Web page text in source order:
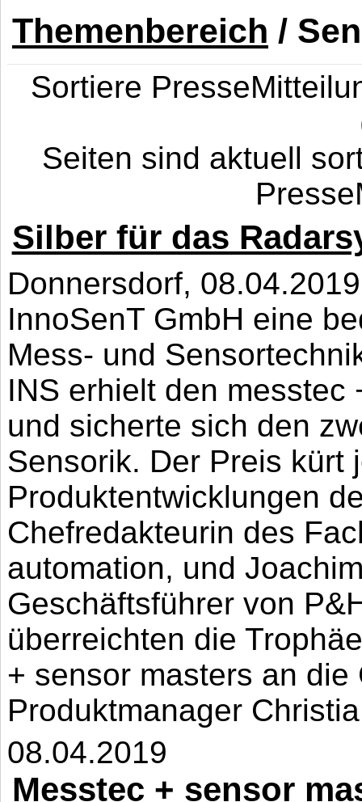
Themenbereich /
Sortiere
Seiten sind aktuell
Silber für das
Donnersdorf,
InnoSenT GmbH eine
Mess- und
INS erhielt den messtec
und sicherte sich den
Sensorik. Der Preis kürt
Produktentwicklungen
Chefredakteurin des
automation, und
Geschäftsführer von
überreichten die
+ sensor masters an die
Produktmanager
08.04.2019
Messtec + sensor